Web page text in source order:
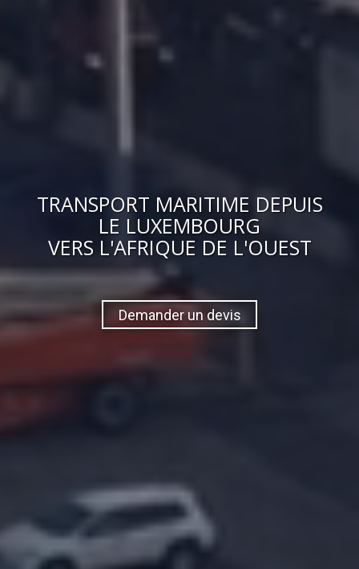
TRANSPORT MARITIME DEPUIS
LE LUXEMBOURG
VERS L'AFRIQUE DE L'OUEST
Demander un devis